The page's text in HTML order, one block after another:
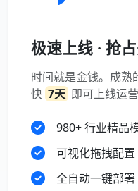
极速上线 · 抢
时间就是金钱。成熟
快 7天 即可上线运
980+ 行业精品
可视化拖拽配置
全自动一键部署